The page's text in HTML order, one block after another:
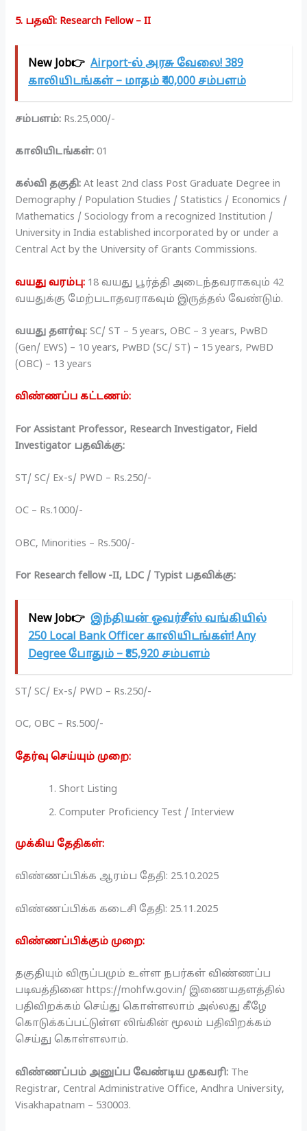
5. பதவி: Research Fellow – II
New Job👉 Airport-ல் அரசு வேலை! 389
காலியிடங்கள் – மாதம் ₹40,000 சம்பளம்
சம்பளம்: Rs.25,000/-
காலியிடங்கள்: 01
கல்வி தகுதி: At least 2nd class Post Graduate Degree in
Demography / Population Studies / Statistics / Economics /
Mathematics / Sociology from a recognized Institution /
University in India established incorporated by or under a
Central Act by the University of Grants Commissions.
வயது வரம்பு: 18 வயது பூர்த்தி அடைந்தவராகவும் 42
வயதுக்கு மேற்படாதவராகவும் இருத்தல் வேண்டும்.
வயது தளர்வு:SC/ ST – 5 years, OBC – 3 years, PwBD
(Gen/ EWS) – 10 years, PwBD (SC/ ST) – 15 years, PwBD
(OBC) – 13 years
விண்ணப்ப கட்டணம்:
For Assistant Professor, Research Investigator, Field
Investigator பதவிக்கு:
ST/ SC/ Ex-s/ PWD – Rs.250/-
OC – Rs.1000/-
OBC, Minorities – Rs.500/-
For Research fellow -II, LDC / Typist பதவிக்கு:
New Job👉 இந்தியன் ஓவர்சீஸ் வங்கியில்
250 Local Bank Officer காலியிடங்கள்! Any
Degree போதும் – ₹85,920 சம்பளம்
ST/ SC/ Ex-s/ PWD – Rs.250/-
OC, OBC – Rs.500/-
தேர்வு செய்யும் முறை:
Short Listing
Computer Proficiency Test / Interview
முக்கிய தேதிகள்:
விண்ணப்பிக்க ஆரம்ப தேதி: 25.10.2025
விண்ணப்பிக்க கடைசி தேதி: 25.11.2025
விண்ணப்பிக்கும் முறை:
தகுதியும் விருப்பமும் உள்ள நபர்கள் விண்ணப்ப
படிவத்தினை https://mohfw.gov.in/ இணையதளத்தில்
பதிவிறக்கம் செய்து கொள்ளலாம் அல்லது கீழே
கொடுக்கப்பட்டுள்ள லிங்கின் மூலம் பதிவிறக்கம்
செய்து கொள்ளலாம்.
விண்ணப்பம் அனுப்ப வேண்டிய முகவரி: The
Registrar, Central Administrative Office, Andhra University,
Visakhapatnam – 530003.